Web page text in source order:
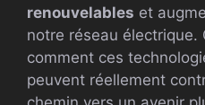
renouvelables et
notre réseau électrique.
comment ces
peuvent réellement